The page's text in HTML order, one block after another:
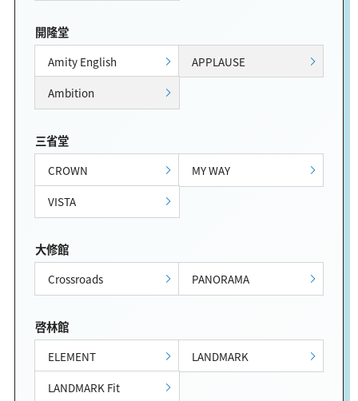
開隆堂
Amity English
APPLAUSE
Ambition
三省堂
CROWN
MY WAY
VISTA
大修館
Crossroads PANORAMA
啓林館
ELEMENT
LANDMARK
LANDMARK Fit